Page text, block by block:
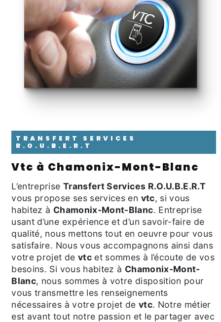
TRANSFERT SERVICES
R.O.U.B.E.R.T
vtc à Chamonix-Mont-Blanc
L’entreprise Transfert Services R.O.U.B.E.R.T
vous propose ses services en vtc, si vous
habitez à Chamonix-Mont-Blanc. Entreprise
usant d’une expérience et d’un savoir-faire de
qualité, nous mettons tout en oeuvre pour vous
satisfaire. Nous vous accompagnons ainsi dans
votre projet de vtc et sommes à l’écoute de vos
besoins. Si vous habitez à Chamonix-Mont-
Blanc, nous sommes à votre disposition pour
vous transmettre les renseignements
nécessaires à votre projet de vtc. Notre métier
est avant tout notre passion et le partager avec